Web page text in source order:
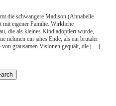
die schwangere Madison (Annabelle
mit eigener Familie. Wirkliche
die als kleines Kind adoptiert wurde,
nehmen ein jähes Ende, als ein brutaler
grausamen Visionen gequält, die […]